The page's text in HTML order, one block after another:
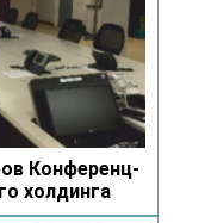
Конференц-
холдинга